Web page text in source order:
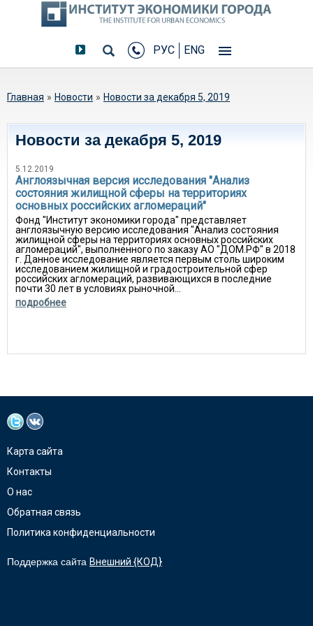
РУС ENG
Вы здесь
Главная » Новости » Новости за декабря 5, 2019
Новости за декабря 5, 2019
5.12.2019
Англоязычная версия исследования "Анализ
состояния жилищной сферы на территориях
основных российских агломераций"
Фонд "Институт экономики города" представляет
англоязычную версию исследования "Анализ состояния
жилищной сферы на территориях основных российских
агломераций", выполненного по заказу АО "ДОМ.РФ" в 2018
г. Данное исследование является первым столь широким
исследованием жилищной и градостроительной сфер
российских агломераций, развивающихся в последние
почти 30 лет в условиях рыночной...
подробнее
Карта сайта
Контакты
О нас
Обратная связь
Политика конфиденциальности
Поддержка сайта Внешний {КОД}